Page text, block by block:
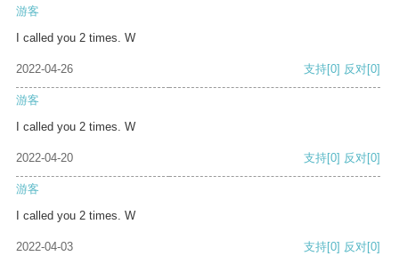
游客
I called you 2 times. W
2022-04-26 支持[0] 反对[0]
游客
I called you 2 times. W
2022-04-20 支持[0] 反对[0]
游客
I called you 2 times. W
2022-04-03 支持[0] 反对[0]